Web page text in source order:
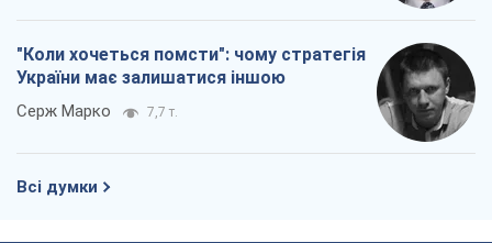
"Коли хочеться помсти": чому стратегія
України має залишатися іншою
Серж Марко 7,7 т.
Всі думки